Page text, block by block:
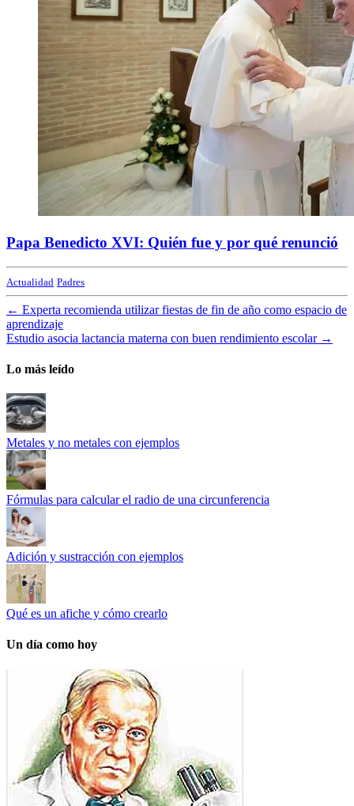
Papa Benedicto XVI: Quién fue y por qué renunció
Actualidad Padres
← Experta recomienda utilizar fiestas de fin de año como espacio de
aprendizaje
Estudio asocia lactancia materna con buen rendimiento escolar →
Lo más leído
Metales y no metales con ejemplos
Fórmulas para calcular el radio de una circunferencia
Adición y sustracción con ejemplos
Qué es un afiche y cómo crearlo
Un día como hoy